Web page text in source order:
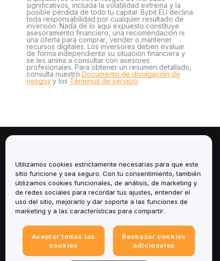
significativos, incluida la volatilidad extrema y la
posible pérdida de todo tu capital. Bybit EU declina
toda responsabilidad por cualquier resultado de
inversión. Nada de lo aquí expuesto constituye
asesoramiento financiero, una recomendación ni
una oferta para comprar, vender o mantener
recursos digitales. Los inversores deben evaluar
de forma independiente su situación financiera y
se les anima a consultar con asesores
profesionales. Para obtener un resumen detallado,
consulta nuestro Documento de divulgación de
riesgos y los Términos de servicio.
Servicios
Soporte
Utilizamos cookies estrictamente necesarias para que este
sitio funcione y sea seguro. Con tu consentimiento, también
utilizamos cookies funcionales, de análisis, de marketing y
de redes sociales para recordar tus ajustes, entender el
uso del sitio, mejorarlo y dar soporte a las funciones de
marketing y a las características para compartir.
Aceptar todas las
cookies
Rechazar cookies
adicionales